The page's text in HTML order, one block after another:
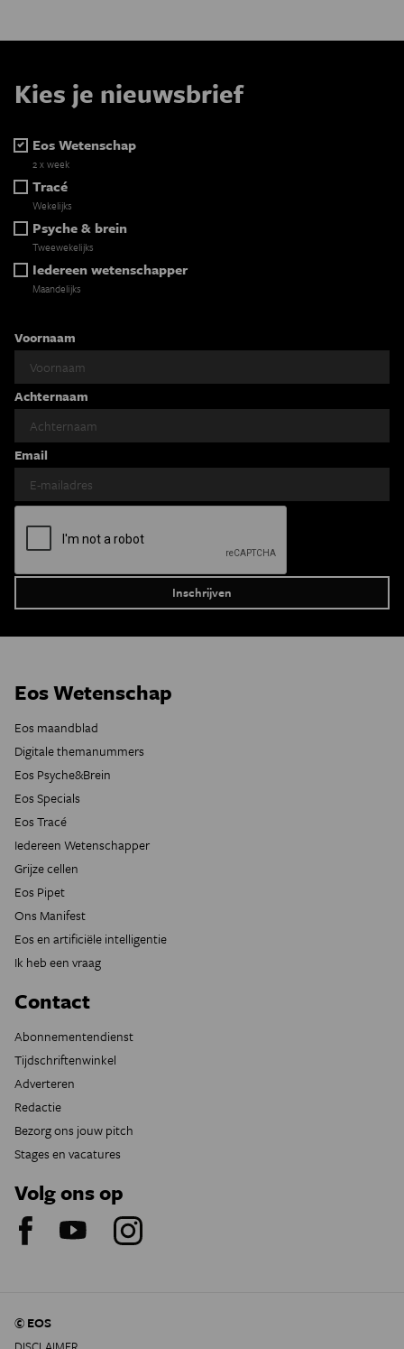
Kies je nieuwsbrief
Eos Wetenschap
2 x week
Tracé
Wekelijks
Psyche & brein
Tweewekelijks
Iedereen wetenschapper
Maandelijks
Voornaam
Achternaam
Email
Eos Wetenschap
Eos maandblad
Digitale themanummers
Eos Psyche&Brein
Eos Specials
Eos Tracé
Iedereen Wetenschapper
Grijze cellen
Eos Pipet
Ons Manifest
Eos en artificiële intelligentie
Ik heb een vraag
Contact
Abonnementendienst
Tijdschriftenwinkel
Adverteren
Redactie
Bezorg ons jouw pitch
Stages en vacatures
Volg ons op
© EOS